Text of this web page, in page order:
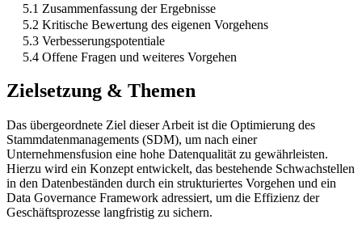
5.1 Zusammenfassung der Ergebnisse
5.2 Kritische Bewertung des eigenen Vorgehens
5.3 Verbesserungspotentiale
5.4 Offene Fragen und weiteres Vorgehen
Zielsetzung & Themen
Das übergeordnete Ziel dieser Arbeit ist die Optimierung des
Stammdatenmanagements (SDM), um nach einer
Unternehmensfusion eine hohe Datenqualität zu gewährleisten.
Hierzu wird ein Konzept entwickelt, das bestehende Schwachstellen
in den Datenbeständen durch ein strukturiertes Vorgehen und ein
Data Governance Framework adressiert, um die Effizienz der
Geschäftsprozesse langfristig zu sichern.